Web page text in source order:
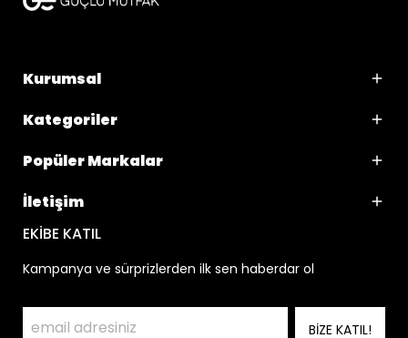
Kurumsal
Kategoriler
Popüler Markalar
İletişim
EKİBE KATIL
Kampanya ve sürprizlerden ilk sen haberdar ol
BİZE KATIL!